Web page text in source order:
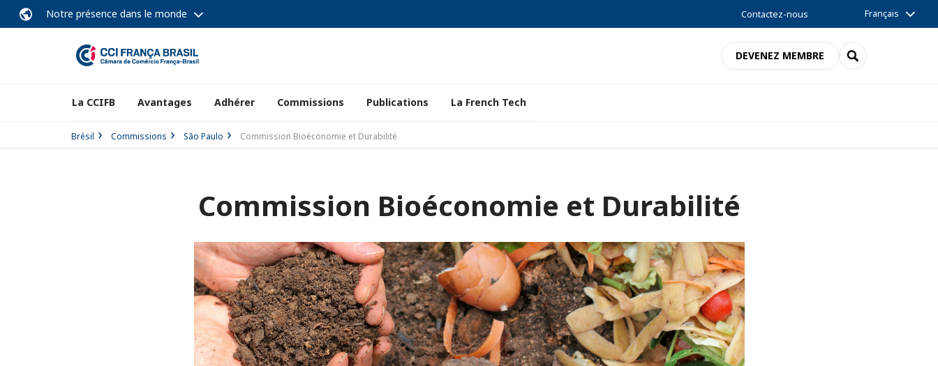
Notre présence dans le monde Contactez-nous Français
DEVENEZ MEMBRE RECHERCHER
La CCIFB Avantages Adhérer Commissions Publications La French Tech
Brésil Commissions São Paulo Commission Bioéconomie et Durabilité
Commission Bioéconomie et Durabilité